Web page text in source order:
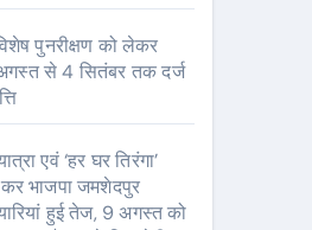
पुनरीक्षण को लेकर
अगस्त से 4 सितंबर तक दर्ज
एवं ‘हर घर तिरंगा’
भाजपा जमशेदपुर
हुई तेज, 9 अगस्त को